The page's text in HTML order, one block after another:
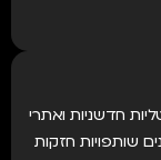
חדשניות ואתרי
שותפויות חזקות